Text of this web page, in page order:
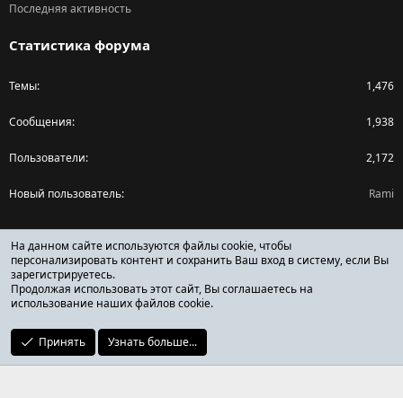
Последняя активность
Статистика форума
Темы 1,476
Сообщения 1,938
Пользователи 2,172
Новый пользователь Rami
Поделиться страницей
Facebook
X (Twitter)
Reddit
ОТЗЫВЫ ОНЛАЙН ФОРУМ
На данном сайте используются файлы cookie, чтобы
персонализировать контент и сохранить Ваш вход в систему, если Вы
зарегистрируетесь.
Продолжая использовать этот сайт, Вы соглашаетесь на
использование наших файлов cookie.
Принять Узнать больше...